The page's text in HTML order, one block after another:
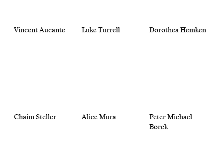
Vincent Aucante Luke Turrell Dorothea Hemken
Chaim Steller Alice Mura
Peter Michael
Borck